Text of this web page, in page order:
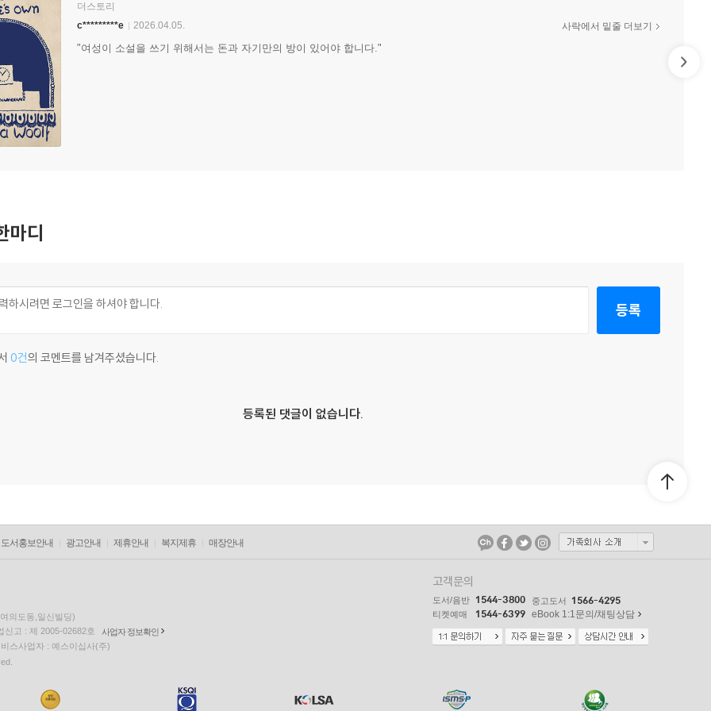
더스토리
c*********e
2026.04.05.
"여성이 소설을 쓰기 위해서는 돈과 자기만의 방이 있어야 합니다."
사락에서 밑줄 더보기
마디
등록
0건의 코멘트를 남겨주셨습니다.
등록된 댓글이 없습니다.
도서홍보안내 광고안내 제휴안내 복지제휴 매장안내
의도동,일신빌딩)
고 : 제 2005-02682호
사업자 정보확인
스사업자 : 예스이십사(주)
고객문의
도서/음반 1544-3800 중고도서 1566-4295
티켓예매 1544-6399 eBook 1:1문의/채팅상담